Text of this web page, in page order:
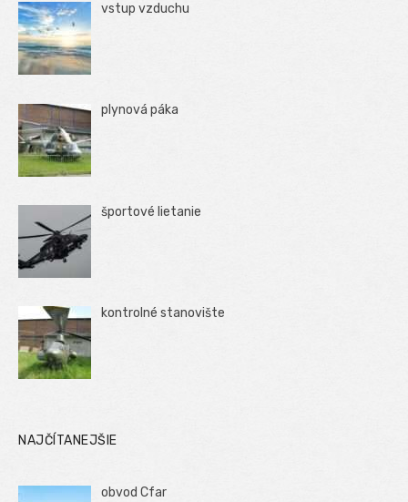
vstup vzduchu
plynová páka
športové lietanie
kontrolné stanovište
NAJČÍTANEJŠIE
obvod Cfar